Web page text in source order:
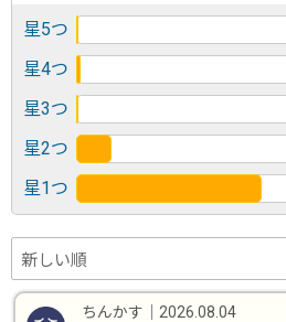
星5つ
星4つ
星3つ
星2つ
星1つ
ちんかす 2026.08.04